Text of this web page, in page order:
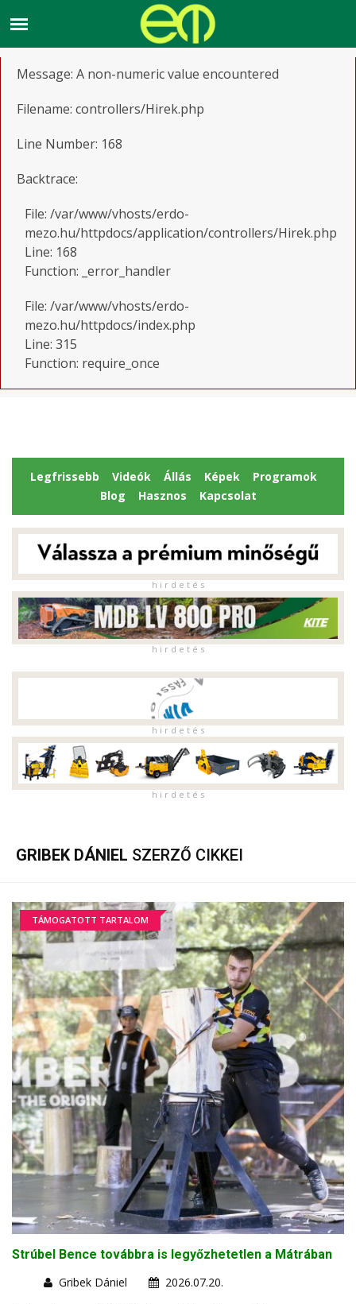
A PHP Error was encountered
Message: A non-numeric value encountered
Filename: controllers/Hirek.php
Line Number: 168
Backtrace:
File: /var/www/vhosts/erdo-
mezo.hu/httpdocs/application/controllers/Hirek.php
Line: 168
Function: _error_handler
File: /var/www/vhosts/erdo-
mezo.hu/httpdocs/index.php
Line: 315
Function: require_once
Legfrissebb Videók Állás Képek
Programok
Blog
Hasznos Kapcsolat
h i r d e t é s
h i r d e t é s
h i r d e t é s
h i r d e t é s
GRIBEK DÁNIEL SZERZŐ CIKKEI
TÁMOGATOTT TARTALOM
Strúbel Bence továbbra is legyőzhetetlen a Mátrában
Gribek Dániel
2026.07.20.